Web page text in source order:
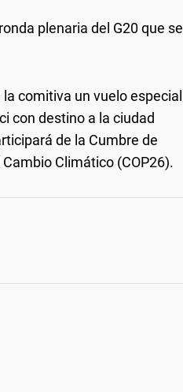
plenaria del G20 que se
comitiva un vuelo especial
con destino a la ciudad
de la Cumbre de
Climático (COP26).